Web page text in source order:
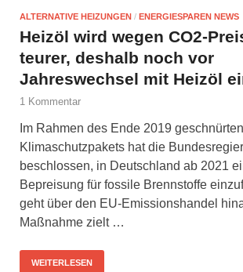
ALTERNATIVE HEIZUNGEN / ENERGIESPAREN NEWS
Heizöl wird wegen CO2-
teurer, deshalb noch vor
Jahreswechsel mit Heizöl
1 Kommentar
Im Rahmen des Ende 2019 geschnürten
Klimaschutzpakets hat die
beschlossen, in Deutschland ab 2021
Bepreisung für fossile Brennstoffe
geht über den EU-Emissionshandel
Maßnahme zielt …
WEITERLESEN